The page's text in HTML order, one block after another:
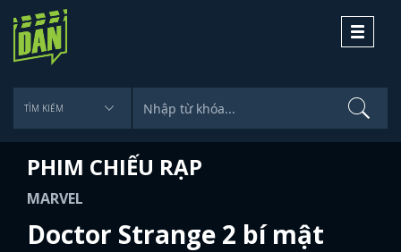
Toggle
PHIM CHIẾU RẠP
MARVEL
Doctor Strange 2 bí mật